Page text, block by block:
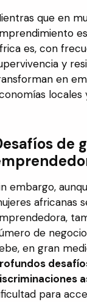
que en
es, con
y
en
locales
de
embargo,
africanas
de
en gran
para